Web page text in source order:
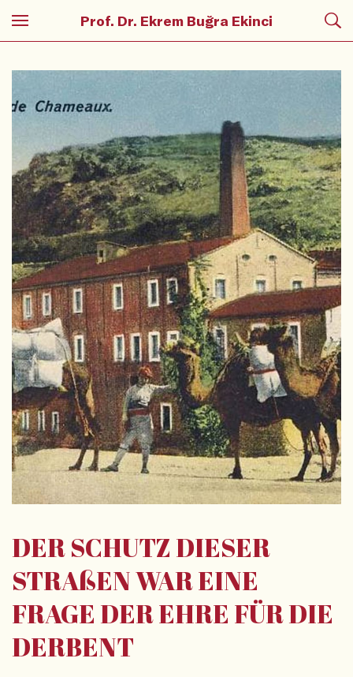
Prof. Dr. Ekrem Buğra Ekinci
DER SCHUTZ DIESER
STRAßEN WAR EINE
FRAGE DER EHRE FÜR DIE
DERBENT